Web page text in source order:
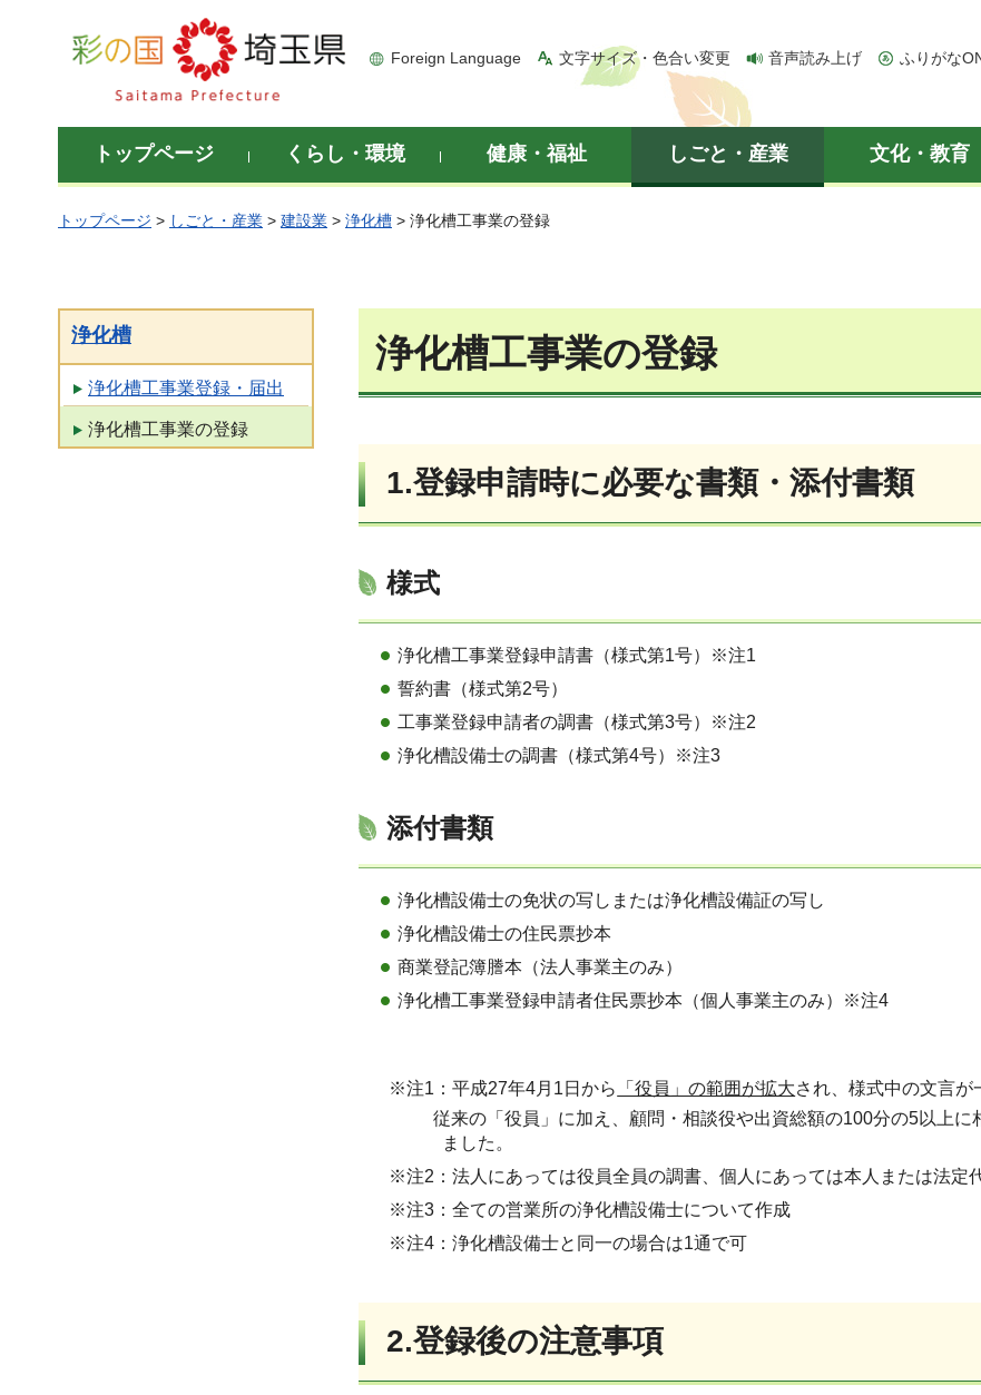
彩の国 埼玉県
Foreign Language 文字サイズ・色合い変更 音声読み上げ ふりがな
トップページ くらし・環境 健康・福祉 しごと・産業 文化・教育
トップページ > しごと・産業 > 建設業 > 浄化槽 > 浄化槽工事業の登録
浄化槽
浄化槽工事業登録・届出
浄化槽工事業の登録
浄化槽工事業の登録
1.登録申請時に必要な書類・添付書類
様式
浄化槽工事業登録申請書（様式第1号）※注1
誓約書（様式第2号）
工事業登録申請者の調書（様式第3号）※注2
浄化槽設備士の調書（様式第4号）※注3
添付書類
浄化槽設備士の免状の写しまたは浄化槽設備証の写し
浄化槽設備士の住民票抄本
商業登記簿謄本（法人事業主のみ）
浄化槽工事業登録申請者住民票抄本（個人事業主のみ）※注4
※注1：平成27年4月1日から 「役員」の範囲が拡大され、様式中の文言が
従来の「役員」に加え、顧問・相談役や出資総額の100分の5以上に
ました。
※注2：法人にあっては役員全員の調書、個人にあっては本人または法定
※注3：全ての営業所の浄化槽設備士について作成
※注4：浄化槽設備士と同一の場合は1通で可
2.登録後の注意事項